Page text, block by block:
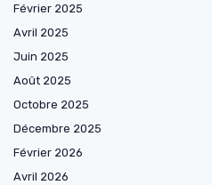
Février 2025
Avril 2025
Juin 2025
Août 2025
Octobre 2025
Décembre 2025
Février 2026
Avril 2026